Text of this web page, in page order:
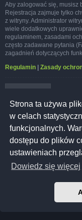
Strona ta używa
w celach
funkcjonalnych.
dostępu do plików
ustawieniach
Dowiedz się więcej
Aby zalogować się, musisz
Rejestracja zajmuje tylko
z witryny. Administrator
wiele dodatkowych
regulaminem, zasadami
często zadawane pytania
zagadnień dotyczących
Regulamin | Zasady
Szkoła Zioła
Technologię
Prosilver
Polski